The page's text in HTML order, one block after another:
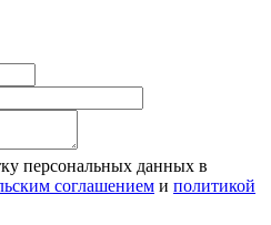
персональных данных в
соглашением и политикой